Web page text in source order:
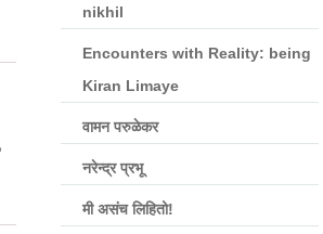
nikhil
Encounters with Reality: being
Kiran Limaye
वामन परुळेकर
नरेन्द्र प्रभू
मी असंच लिहितो!